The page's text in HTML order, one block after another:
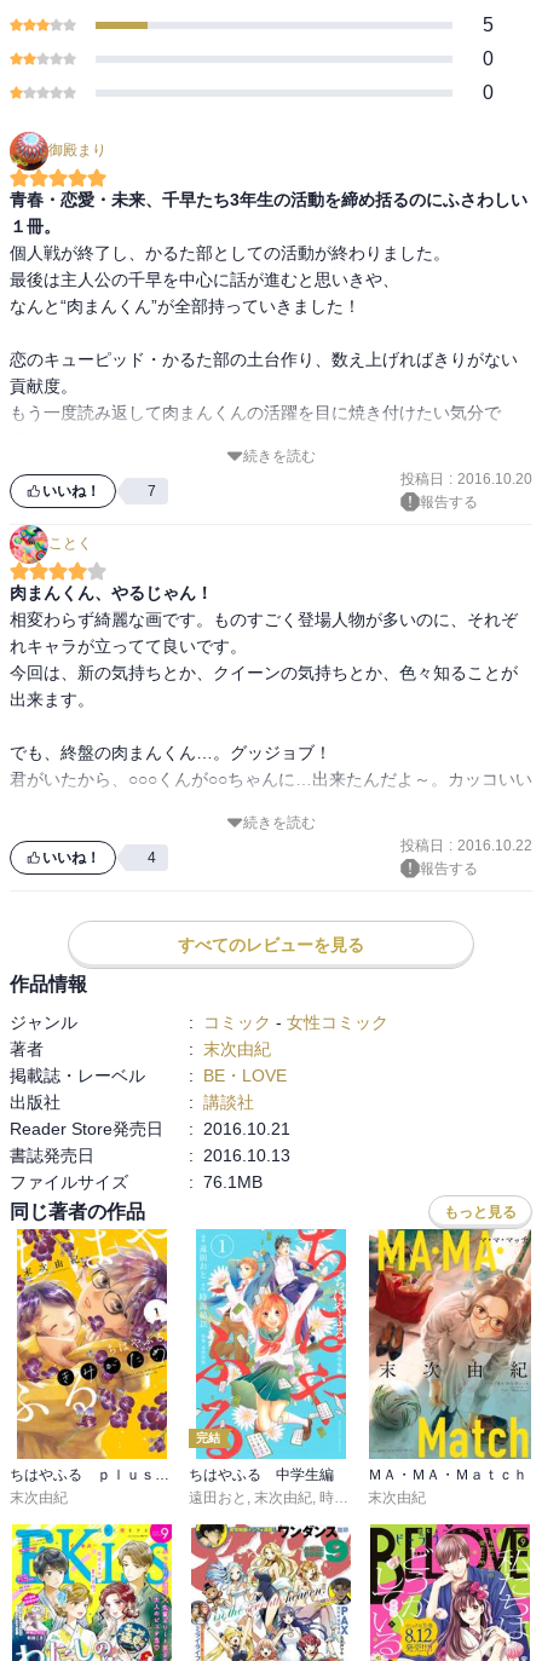
5
0
0
御殿まり
青春・恋愛・未来、千早たち3年生の活動を締め括るのにふさわしい
１冊。
個人戦が終了し、かるた部としての活動が終わりました。
最後は主人公の千早を中心に話が進むと思いきや、
なんと“肉まんくん”が全部持っていきました！
恋のキューピッド・かるた部の土台作り、数え上げればきりがない
貢献度。
もう一度読み返して肉まんくんの活躍を目に焼き付けたい気分で
千早の夢は瑞沢高校かるた部を強豪校にすることだけど、
その土台作りは肉まんくんがやっていたんだね・・・。
そして名人予選・クィーン戦に挑む2人に変化が生じます。
新が自分のかるたの拠り所ををあのアパートから藤岡東かるた部に
することで
個でなく仲間と一緒に戦うことを決意。
しのぶちゃんは地元のかるた会への参加を希望したりと自分の殻を
破ることを決意。
明星かるた会でしのぶちゃんは他の選手と上手くやっていけるのか
個の戦いの後ろにある仲間の存在、千早・新・しのぶちゃんは全員
同じものを持つことになるけど、
違いを強いてあげるなら絆の強さかも。このことが名人・クィーン
戦に影響があるのかな・・・。
最後に「ヒョロくん、昇級おめでとう！」
続きを読む
いいね！ 7
投稿日 : 2016.10.20
報告する
ことく
肉まんくん、やるじゃん！
相変わらず綺麗な画です。ものすごく登場人物が多いのに、それぞ
れキャラが立ってて良いです。
今回は、新の気持ちとか、クイーンの気持ちとか、色々知ることが
出来ます。
でも、終盤の肉まんくん…。グッジョブ！
君がいたから、○○○くんが○○ちゃんに…出来たんだよ～。カッコいい
しかし、この作品どこが終着駅なのでしょう。
みんなが、みんなハッピーエンドにならない勝負の世界。う～、目
が離せませんね。
実写をまだ見ていないので、機会があったら見てみようと思いま
す。
さすが女性コミック第一位だけある。
面白いですよ～。
続きを読む
いいね！ 4
投稿日 : 2016.10.22
報告する
すべてのレビューを見る
作品情報
ジャンル : コミック - 女性コミック
著者
: 末次由紀
掲載誌・レーベル
:
BE・LOVE
出版社
: 講談社
Reader Store発売日
:
2016.10.21
書誌発売日
:
2016.10.13
ファイルサイズ
: 76.1MB
同じ著者の作品 もっと見る
ちはやふる ｐｌｕｓ きみがため
末次由紀
完結
ちはやふる 中学生編
遠田おと , 末次由紀, 時海結以
ＭＡ・ＭＡ・Ｍａｔｃｈ
末次由紀